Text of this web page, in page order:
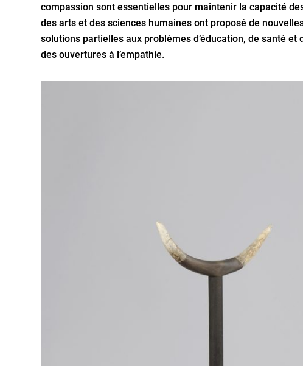
compassion sont essentielles pour maintenir la capacité
des arts et des sciences humaines ont proposé de
solutions partielles aux problèmes d’éducation, de santé
des ouvertures à l’empathie.